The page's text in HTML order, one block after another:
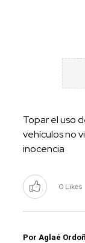
Topar el uso
vehículos no
inocencia
0 Likes
Por Aglaé